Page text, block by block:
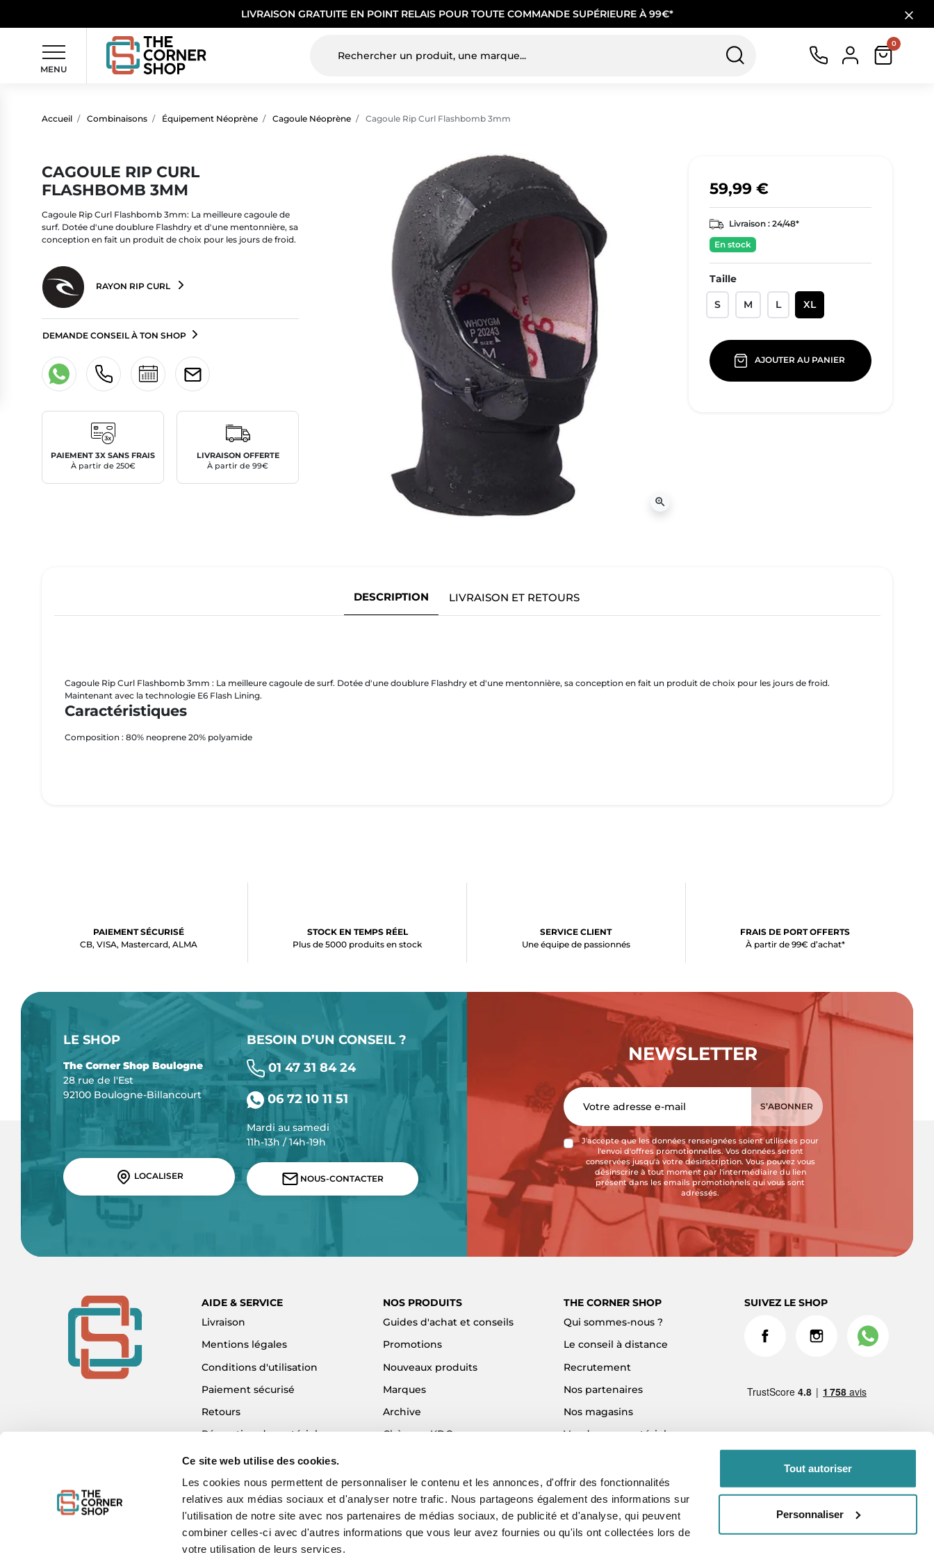
Ce site web utilise des cookies.
Les cookies nous permettent de personnaliser le contenu et les annonces, d'offrir des fonctionnalités
relatives aux médias sociaux et d'analyser notre trafic. Nous partageons également des informations sur
l'utilisation de notre site avec nos partenaires de médias sociaux, de publicité et d'analyse, qui peuvent
combiner celles-ci avec d'autres informations que vous leur avez fournies ou qu'ils ont collectées lors de
votre utilisation de leurs services.
Tout autoriser
Personnaliser
LIVRAISON GRATUITE EN POINT RELAIS POUR TOUTE COMMANDE SUPÉRIEURE À 99€*
MENU
0
Accueil Combinaisons Équipement Néoprène Cagoule Néoprène Cagoule Rip Curl Flashbomb 3mm
zoom_in
CAGOULE RIP CURL
FLASHBOMB 3MM
Cagoule Rip Curl Flashbomb 3mm: La meilleure cagoule de
surf. Dotée d'une doublure Flashdry et d'une mentonnière, sa
conception en fait un produit de choix pour les jours de froid.
RAYON RIP CURL
DEMANDE CONSEIL À TON SHOP
PAIEMENT 3X SANS FRAIS
À partir de 250€
LIVRAISON OFFERTE
À partir de 99€
59,99 €
Livraison :24/48*
En stock
Taille
S M L XL
AJOUTER AU PANIER
DESCRIPTION LIVRAISON ET RETOURS
Cagoule Rip Curl Flashbomb 3mm : La meilleure cagoule de surf. Dotée d'une doublure Flashdry et d'une mentonnière, sa conception en fait un produit de choix pour les jours de froid.
Maintenant avec la technologie E6 Flash Lining.
Caractéristiques
Composition : 80% neoprene 20% polyamide
PAIEMENT SÉCURISÉ
CB, VISA, Mastercard, ALMA
STOCK EN TEMPS RÉEL
Plus de 5000 produits en stock
SERVICE CLIENT
Une équipe de passionnés
FRAIS DE PORT OFFERTS
À partir de 99€ d’achat*
LE SHOP
The Corner Shop Boulogne
28 rue de l'Est
92100 Boulogne-Billancourt
LOCALISER
BESOIN D’UN CONSEIL ?
01 47 31 84 24
06 72 10 11 51
Mardi au samedi
11h-13h / 14h-19h
NOUS-CONTACTER
NEWSLETTER
J'accepte que les données renseignées soient utilisées pour
l'envoi d'offres promotionnelles. Vos données seront
conservées jusqu'à votre désinscription. Vous pouvez vous
désinscrire à tout moment par l'intermédiaire du lien
présent dans les emails promotionnels qui vous sont
adressés.
AIDE & SERVICE
Livraison
Mentions légales
Conditions d'utilisation
Paiement sécurisé
Retours
Réparation de matériel
Détaxe - Tax Refund
Garantie & SAV
Plan du site
Mon compte
Nous contacter
NOS PRODUITS
Guides d'achat et conseils
Promotions
Nouveaux produits
Marques
Archive
Chèques KDO
THE CORNER SHOP
Qui sommes-nous ?
Le conseil à distance
Recrutement
Nos partenaires
Nos magasins
Vendre son matériel
Blog
SUIVEZ LE SHOP